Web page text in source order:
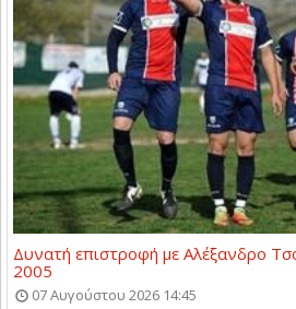
Δυνατή επιστροφή με Αλέξανδρο
2005
07 Αυγούστου 2026 14:45